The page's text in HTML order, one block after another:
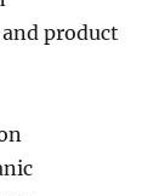
product